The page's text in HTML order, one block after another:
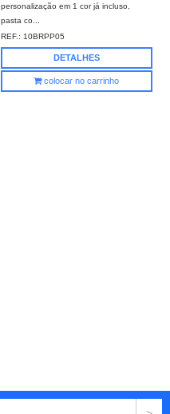
personalização em 1 cor já incluso,
pasta co...
REF.: 10BRPP05
DETALHES
colocar no carrinho